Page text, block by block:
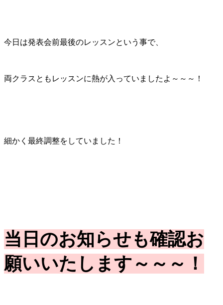
今日は発表会前最後のレッスンという事で、
両クラスともレッスンに熱が入っていましたよ～～～！
細かく最終調整をしていました！
当日のお知らせも確認お
願いいたします～～～！